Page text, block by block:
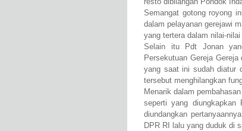
Semangat gotong royong
dalam pelayanan gerejawi
yang tertera dalam nilai-
Selain itu Pdt Jonan
Persekutuan Gereja
yang saat ini sudah diatur
tersebut menghilangkan
Menarik dalam
seperti yang diungkapkan
diundangkan
DPR RI lalu yang duduk di